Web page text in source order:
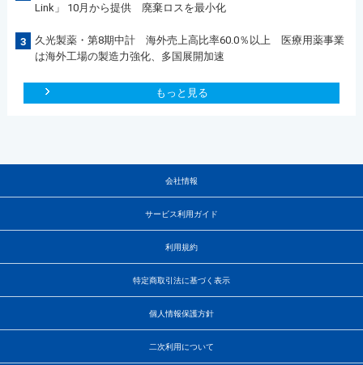
Link」 10月から提供 廃棄ロスを最小化
3
久光製薬・第8期中計 海外売上高比率60.0％以上 医療用薬事業
は海外工場の製造力強化、多国展開加速
もっと見る
会社情報
サービス利用ガイド
利用規約
特定商取引法に基づく表示
個人情報保護方針
二次利用について